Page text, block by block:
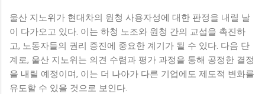
울산 지노위가 현대차의 원청 사용자성에 대한 판정을 내릴 날
이 다가오고 있다. 이는 하청 노조와 원청 간의 교섭을 촉진하
고, 노동자들의 권리 증진에 중요한 계기가 될 수 있다. 다음 단
계로, 울산 지노위는 의견 수렴과 평가 과정을 통해 공정한 결정
을 내릴 예정이며, 이는 더 나아가 다른 기업에도 제도적 변화를
유도할 수 있을 것으로 보인다.